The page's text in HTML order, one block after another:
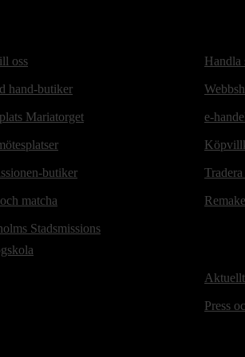
oss
hand-butiker
Mariatorget
butiker
matcha
Stadsmissions
Handla
e-
Aktuellt
Press